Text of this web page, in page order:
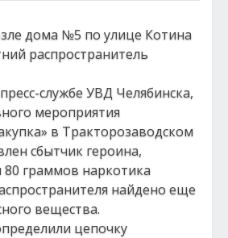
дома №5 по улице Котина
распространитель
службе УВД Челябинска,
мероприятия
в Тракторозаводском
сбытчик героина,
граммов наркотика
найдено еще
вещества.
цепочку